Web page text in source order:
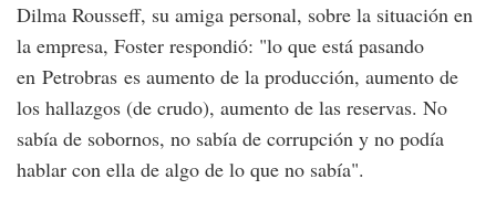
Dilma Rousseff, su amiga personal, sobre la situación en
la empresa, Foster respondió: "lo que está pasando
en Petrobras es aumento de la producción, aumento de
los hallazgos (de crudo), aumento de las reservas. No
sabía de sobornos, no sabía de corrupción y no podía
hablar con ella de algo de lo que no sabía".